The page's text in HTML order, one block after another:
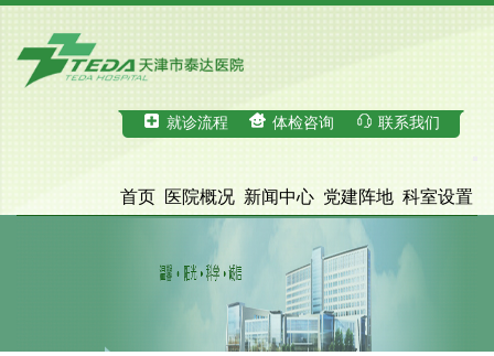
就诊流程 体检咨询 联系我们
首页 医院概况 新闻中心 党建阵地 科室设置
科学研究 医疗服务 体检中心
脑血管病诊治中心